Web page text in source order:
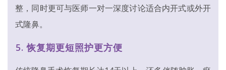
整，同时更可与医师一对一深度讨论适合内开式或外开
式隆鼻。
5. 恢复期更短照护更方便